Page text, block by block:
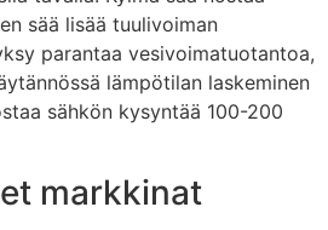
sää lisää tuulivoiman
parantaa vesivoimatuotantoa,
lämpötilan laskeminen
sähkön kysyntää 100-200
markkinat